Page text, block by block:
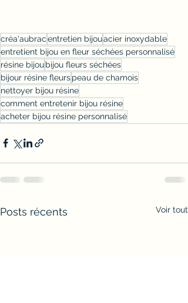
créa'aubracentretien bijouacier inoxydable
entretient bijou en fleur séchées personnalisé
résine bijoubijou fleurs séchées
bijour résine fleurspeau de chamois
nettoyer bijou résine
comment entretenir bijou résine
acheter bijou résine personnalisé
Posts récents Voir tout